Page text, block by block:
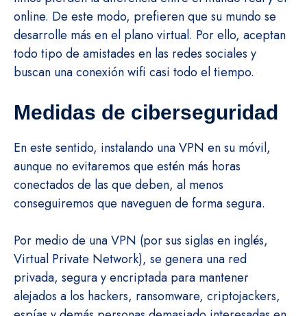
online. De este modo, prefieren que su mundo se
desarrolle más en el plano virtual. Por ello, aceptan
todo tipo de amistades en las redes sociales y
buscan una conexión wifi casi todo el tiempo.
Medidas de ciberseguridad
En este sentido, instalando una VPN en su móvil,
aunque no evitaremos que estén más horas
conectados de las que deben, al menos
conseguiremos que naveguen de forma segura.
Por medio de una VPN (por sus siglas en inglés,
Virtual Private Network), se genera una red
privada, segura y encriptada para mantener
alejados a los hackers, ransomware, criptojackers,